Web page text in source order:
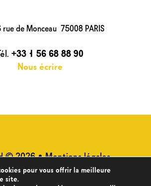
rue de Monceau 75008 PARIS
+33 1 56 68 88 90
Nous écrire
© 2026 •Mentions légales
du site•Politique de
des données
pour vous offrir la meilleure
site.